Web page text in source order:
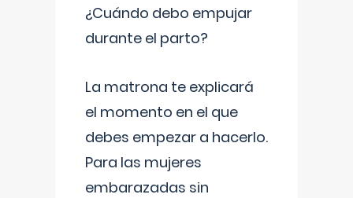
¿Cuándo debo empujar
durante el parto?
La matrona te explicará
el momento en el que
debes empezar a hacerlo.
Para las mujeres
embarazadas sin